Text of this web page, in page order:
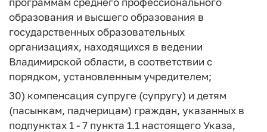
образования и высшего образования в
государственных образовательных
организациях, находящихся в ведении
Владимирской области, в соответствии с
порядком, установленным учредителем;
30) компенсация супруге (супругу) и детям
(пасынкам, падчерицам) граждан, указанных в
подпунктах 1 - 7 пункта 1.1 настоящего Указа,